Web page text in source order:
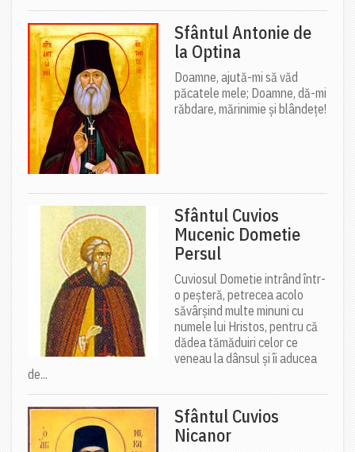
Sfântul Antonie de
la Optina
Doamne, ajută-mi să văd
păcatele mele; Doamne, dă-mi
răbdare, mărinimie şi blândeţe!
Sfântul Cuvios
Mucenic Dometie
Persul
Cuviosul Dometie intrând într-
o peșteră, petrecea acolo
săvârșind multe minuni cu
numele lui Hristos, pentru că
dădea tămăduiri celor ce
veneau la dânsul și îi aducea
de...
Sfântul Cuvios
Nicanor